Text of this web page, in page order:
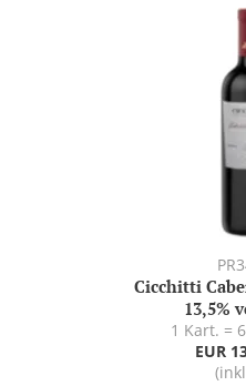
Cicchitti
13,5%
1 Kart. =
EUR